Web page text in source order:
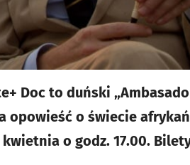
Doc to duński
opowieść o świecie
o godz. 17.00.